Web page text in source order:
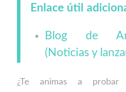
Enlace útil
Blog de
(Noticias y
¿Te animas a probar